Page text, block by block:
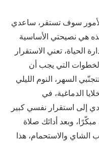
سوف تستقر، ساعدي
هي نصيحتي الأساسية
تعني الاستقرار
التي يجب أن
السهر، النوم الليلي
الدماغية، في
إلى استقرار نفسي كبير
وبعد أدائك صلاة
الشاي والاستحمام، هذا